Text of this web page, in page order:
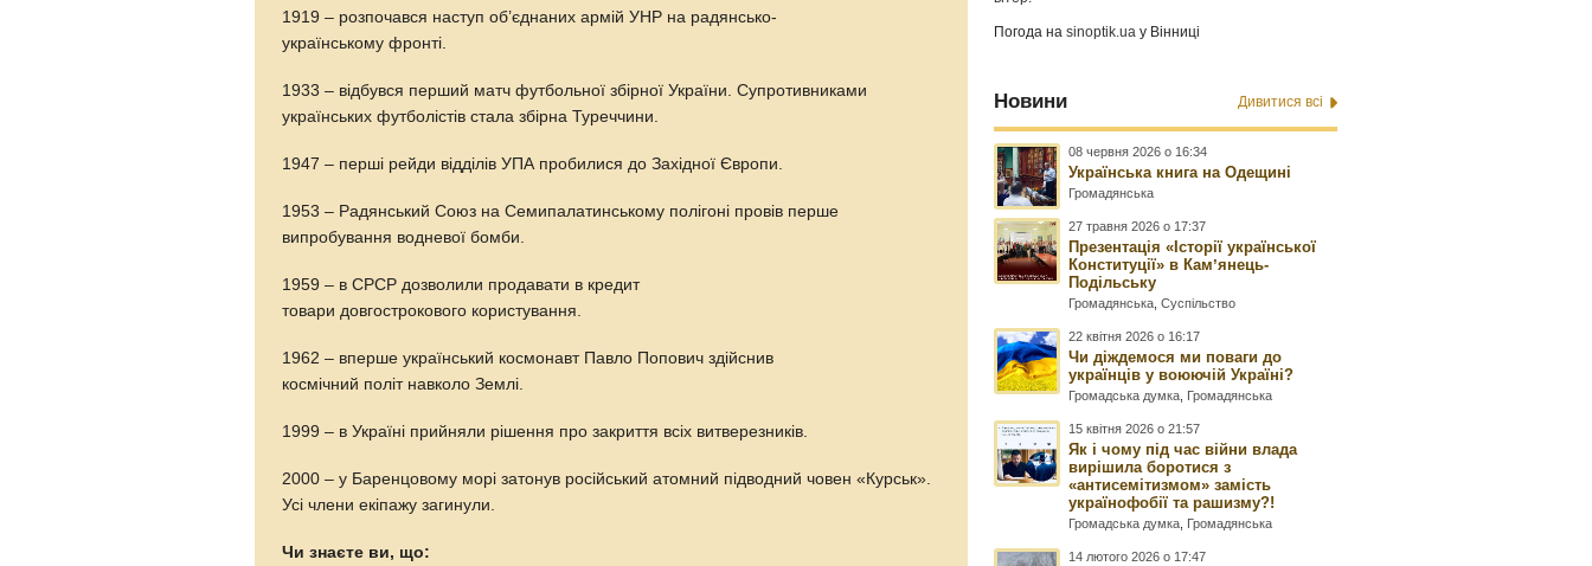
1919 – розпочався наступ об’єднаних армій УНР на радянсько-
українському фронті.
1933 – відбувся перший матч футбольної збірної України. Супротивниками
українських футболістів стала збірна Туреччини.
1947 – перші рейди відділів УПА пробилися до Західної Європи.
1953 – Радянський Союз на Семипалатинському полігоні провів перше
випробування водневої бомби.
1959 – в СРСР дозволили продавати в кредит
товари довгострокового користування.
1962 – вперше український космонавт Павло Попович здійснив
космічний політ навколо Землі.
1999 – в Україні прийняли рішення про закриття всіх витверезників.
2000 – у Баренцовому морі затонув російський атомний підводний човен «Курськ».
Усі члени екіпажу загинули.
Чи знаєте ви, що:
Погода наsinoptik.ua у Вінниці
Новини Дивитися всі
08 червня 2026 о 16:34
Українська книга на Одещині
Громадянська
27 травня 2026 о 17:37
Презентація «Історії української
Конституції» в Камʼянець-
Подільську
Громадянська ,Суспільство
22 квітня 2026 о 16:17
Чи діждемося ми поваги до
українців у воюючій Україні?
Громадська думка Громадянська
15 квітня 2026 о 21:57
Як і чому під час війни влада
вирішила боротися з
«антисемітизмом» замість
українофобії та рашизму?!
Громадська думка Громадянська
14 лютого 2026 о 17:47